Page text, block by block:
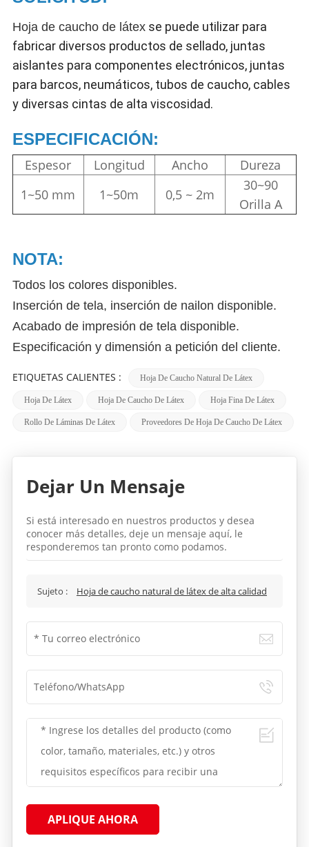
Hoja de caucho de látexse puede utilizar para
fabricar diversos productos de sellado, juntas
aislantes para componentes electrónicos, juntas
para barcos, neumáticos, tubos de caucho, cables
y diversas cintas de alta viscosidad.
ESPECIFICACIÓN:
Espesor Longitud Ancho
Dureza
1~50 mm
1~50m 0,5 ~ 2m
30~90
Orilla A
NOTA:
Todos los colores disponibles.
Inserción de tela, inserción de nailon disponible.
Acabado de impresión de tela disponible.
Especificación y dimensión a petición del cliente.
ETIQUETAS CALIENTES : Hoja De Caucho Natural De Látex
Hoja De Látex Hoja De Caucho De Látex Hoja Fina De Látex
Rollo De Láminas De Látex Proveedores De Hoja De Caucho De Látex
Dejar Un Mensaje
Si está interesado en nuestros productos y desea
conocer más detalles, deje un mensaje aquí, le
responderemos tan pronto como podamos.
Sujeto : Hoja de caucho natural de látex de alta calidad
APLIQUE AHORA